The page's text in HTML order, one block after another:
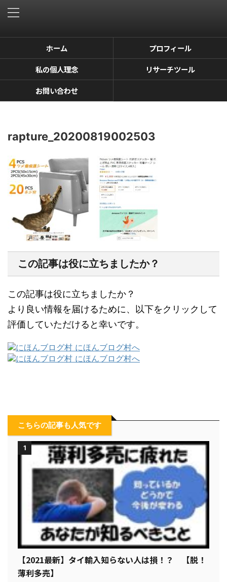
ホーム
プロフィール
私の個人理念
リサーチツール
お問い合わせ
rapture_20200819002503
この記事は役に立ちましたか？
この記事は役に立ちましたか？
より良い情報を届けるために、以下をクリックして
評価していただけると幸いです。
こちらの記事も人気です
1
【2021最新】タイ輸入知らない人は損！？ 【脱！
薄利多売】